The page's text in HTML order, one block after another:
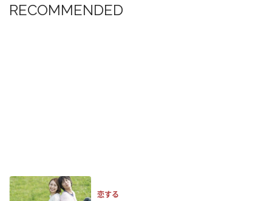
RECOMMENDED
恋する